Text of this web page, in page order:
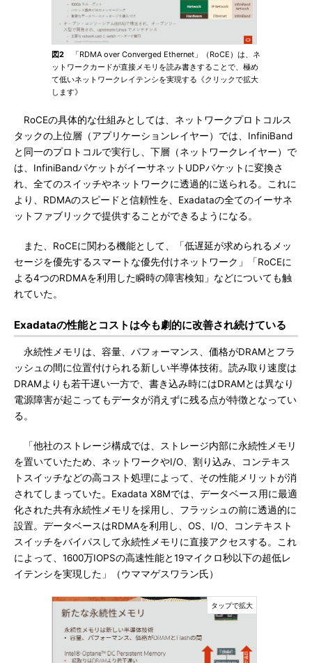
図2 「RDMA over Converged Ethernet」（RoCE）は、ネ
ットワークカードが直接メモリを読み書きすることで、極め
て低いネットワークレイテンシを実現する《クリックで拡大
します》
RoCEの具体的な仕組みとしては、ネットワークプロトコルス
タックの上位層（アプリケーションレイヤー）では、InfiniBand
と同一のプロトコルで実行し、下層（ネットワークレイヤー）で
は、InfiniBandパケットがイーサネットUDPパケットに変換さ
れ、全てのスイッチやネットワークに透過的に送られる。これに
より、RDMAのスピードと信頼性を、Exadataの全てのイーサネ
ットファブリックで提供することができるようになる。
また、RoCEに関わる機能として、「低遅延が求められるメッ
セージを優先するスマートな優先付けネットワーク」「RoCEに
よる4つのRDMAを利用した瞬時の障害検知」などについても触
れていた。
Exadataの性能とコストは今も劇的に改善され続けている
永続性メモリは、容量、パフォーマンス、価格がDRAMとフラ
ッシュの間に位置付けられる新しい半導体技術。読み取り速度は
DRAMよりも若干遅い一方で、書き込み時にはDRAMとは異なり
電源障害が起こってもデータが消えずに残る点が特徴となってい
る。
「他社のストレージ構成では、ストレージ内部に永続性メモリ
を置いていたため、ネットワークやI/O、割り込み、コンテキス
トスイッチなどの高コスト処理によって、その性能メリットが消
されてしまっていた。Exadata X8Mでは、データベース用に最適
化された共有永続性メモリを採用し、フラッシュの前に透過的に
設置。データベースはRDMAを利用し、OS、I/O、コンテキスト
スイッチをバイパスして永続性メモリに直接アクセスする。これ
によって、1600万IOPSの高速性能と19マイクロ秒以下の超低レ
イテンシを実現した」（ウママゲスワラン氏）